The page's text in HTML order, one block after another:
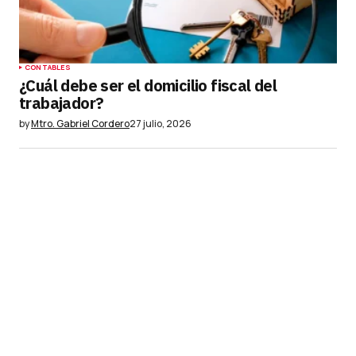
CONTABLES
¿Cuál debe ser el domicilio fiscal del
trabajador?
byMtro. Gabriel Cordero27 julio, 2026